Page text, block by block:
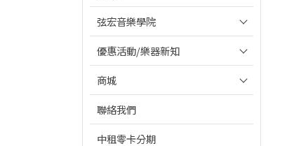
弦宏音樂學院
優惠活動/樂器新知
商城
聯絡我們
中租零卡分期